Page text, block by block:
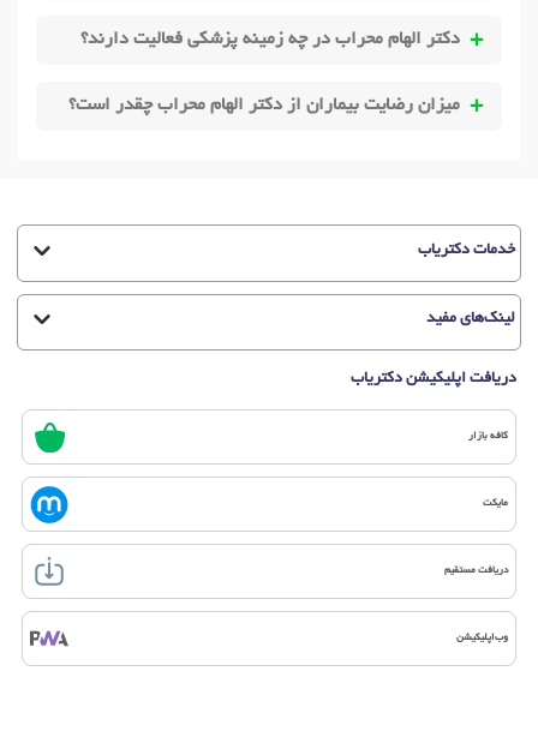
دکتر الهام محراب در چه زمینه پزشکی فعالیت دارند؟
میزان رضایت بیماران از دکتر الهام محراب چقدر است؟
خدمات دکتریاب
لینک‌های مفید
دریافت اپلیکیشن دکتریاب
کافه بازار
مایکت
دریافت مستقیم
وب‌اپلیکیشن